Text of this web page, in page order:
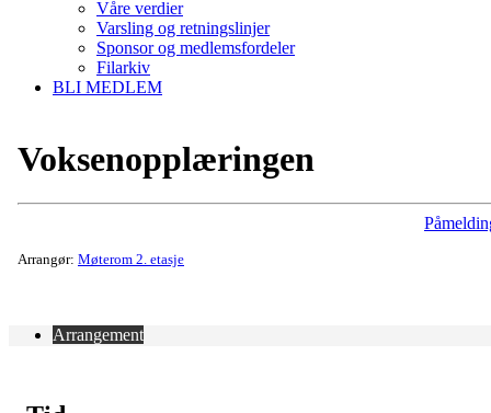
Våre verdier
Varsling og retningslinjer
Sponsor og medlemsfordeler
Filarkiv
BLI MEDLEM
Voksenopplæringen
Arrangør: Møterom 2. etasje
Arrangement